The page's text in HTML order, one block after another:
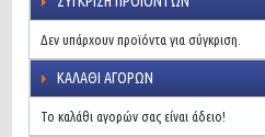
Δεν υπάρχουν προϊόντα για σύγκριση.
ΚΑΛΆΘΙ ΑΓΟΡΏΝ
Το καλάθι αγορών σας είναι άδειο!